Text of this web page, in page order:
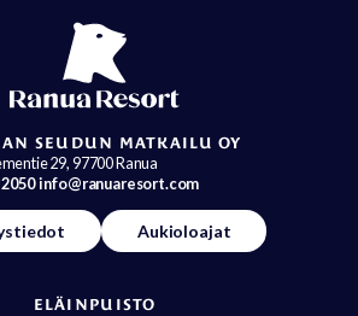
SEUDUN MATKAILU OY
29, 97700 Ranua
2050info@ranuaresort.com
Aukioloajat
ELÄINPUISTO